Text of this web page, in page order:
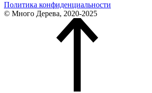
Политика конфиденциальности
© Много Дерева, 2020-2025